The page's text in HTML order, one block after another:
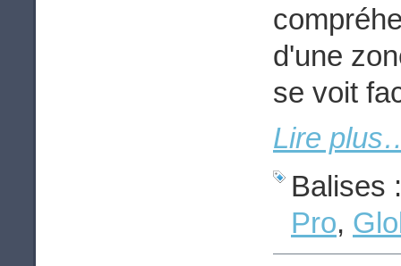
d'une
se voit
Lire
Balises
Pro,